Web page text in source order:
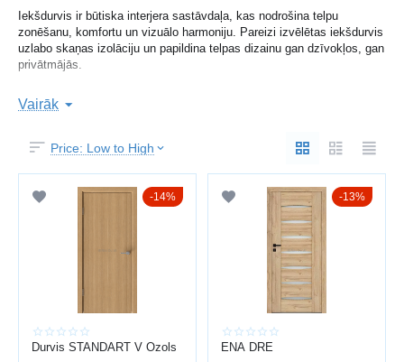
Iekšdurvis ir būtiska interjera sastāvdaļa, kas nodrošina telpu
zonēšanu, komfortu un vizuālo harmoniju. Pareizi izvēlētas iekšdurvis
uzlabo skaņas izolāciju un papildina telpas dizainu gan dzīvokļos, gan
privātmājās.
plašu iekšdurvju klāstu Latvijā ar profesionālu uzstādīšanu.
Papildus varat apskatīt arīieejas durvis metāla durvis
KĀ IZVĒLĒTIES IEKŠDURVIS
telpas dizainu un krāsu
materiālu (lamināts, MDF, koks, stikls)
furnitūras kvalitāti
Laminētās durvis ir ekonomisks risinājums, savukārt koka durvis
Vairāk
Price: Low to High
14%
Durvis STANDART V Ozols
13%
ENA DRE